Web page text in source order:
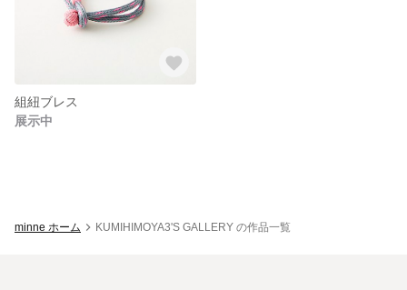
組紐ブレス
展示中
minne ホーム KUMIHIMOYA3'S GALLERY の作品一覧